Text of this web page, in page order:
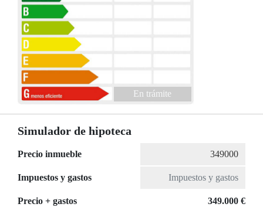
En trámite
Simulador de hipoteca
Precio inmueble
Impuestos y gastos
Precio + gastos 349.000 €